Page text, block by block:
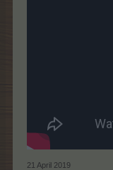
21 April 2019